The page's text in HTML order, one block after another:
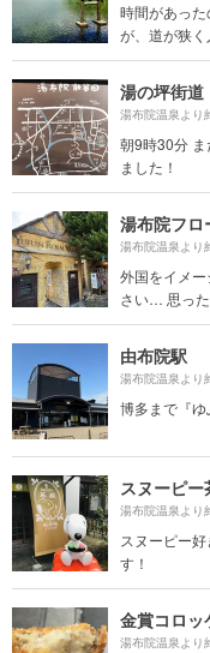
時間があっ
が、道が狭く
湯の坪街道
湯布院温泉より
朝9時30分 ま
ました！
湯布院温泉より
外国をイメ
さい… 思っ
由布院駅
湯布院温泉より
博多まで『
スヌーピー
湯布院温泉より
スヌーピー
す！
金賞コロッ
湯布院温泉より